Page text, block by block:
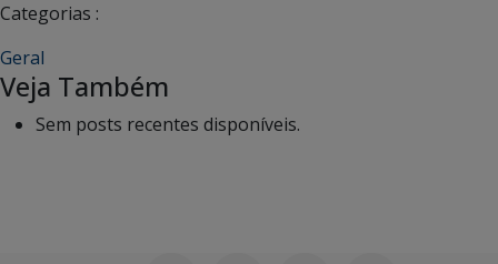
Categorias :
Geral
Veja Também
Sem posts recentes disponíveis.